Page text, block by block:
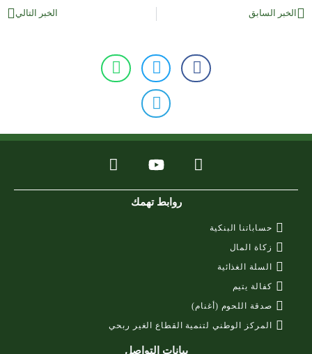
الخبر السابق الخبر التالي
روابط تهمك
حساباتنا البنكية
زكاة المال
السلة الغذائية
كفالة يتيم
صدقة اللحوم (أغنام)
المركز الوطني لتنمية القطاع الغير ربحي
بيانات التواصل